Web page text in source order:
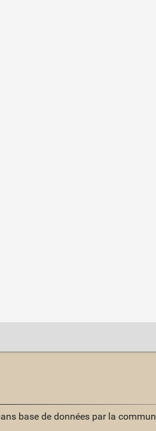
base de données par la